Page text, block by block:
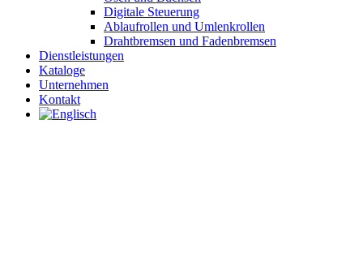
Digitale Steuerung
Ablaufrollen und Umlenkrollen
Drahtbremsen und Fadenbremsen
Dienstleistungen
Kataloge
Unternehmen
Kontakt